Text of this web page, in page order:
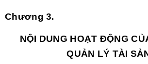
Chương 3.
NỘI DUNG HOẠT ĐỘNG
QUẢN LÝ TÀI